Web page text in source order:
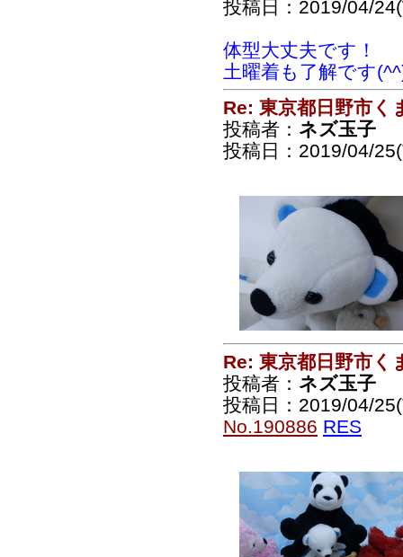
投稿日：2019/04/
体型大丈夫です！
土曜着も了解です
Re: 東京都日野市く
投稿者： ネズ玉子
投稿日：2019/04/
Re: 東京都日野市く
投稿者： ネズ玉子
投稿日：2019/04/
No.190886 RES